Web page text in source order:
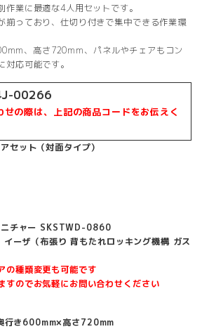
は
¥ 59,800
で
作業に最適な4人用セットです。
揃っており、仕切り付きで集中できる作業環
、高さ720mm、パネルやチェアもコン
応可能です。
00266
の際は、上記の商品コードをお伝えく
セット（対面タイプ）
チャー SKSTWD-0860
ーザ（布張り 背もたれロッキング機構 ガス
の種類変更も可能です
すのでお気軽にお問い合わせください
き600mm×高さ720mm